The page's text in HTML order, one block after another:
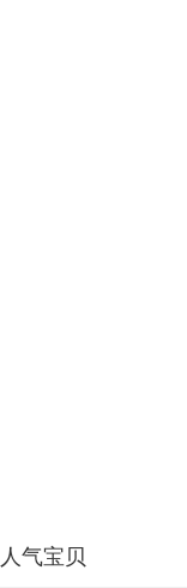
人气宝贝